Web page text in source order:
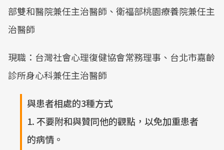
部雙和醫院兼任主治醫師、衛福部桃園療養院兼任主
治醫師
現職：台灣社會心理復健協會常務理事、台北市嘉齡
診所身心科兼任主治醫師
與患者相處的3種方式
1. 不要附和與贊同他的觀點，以免加重患者
的病情。